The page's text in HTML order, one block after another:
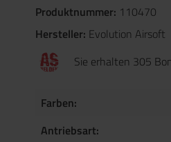
Produktnummer: 110470
Hersteller: Evolution Airsoft
Sie erhalten 305
Farben:
Antriebsart: